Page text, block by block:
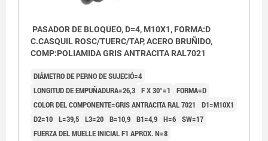
PASADOR DE BLOQUEO, D=4, M10X1, FORMA:D
C.CASQUIL ROSC/TUERC/TAP, ACERO BRUÑIDO,
COMP:POLIAMIDA GRIS ANTRACITA RAL7021
DIÁMETRO DE PERNO DE SUJECIÓ=4
LONGITUD DE EMPUÑADURA=26,3 F X 30°=1
FORMA=D
COLOR DEL COMPONENTE=GRIS ANTRACITA RAL 7021
D1=M10X1
D2=10 L=39,5 L3=20 B=10,9 B1=4,9 H=6 SW=17
FUERZA DEL MUELLE INICIAL F1 APROX. N=8